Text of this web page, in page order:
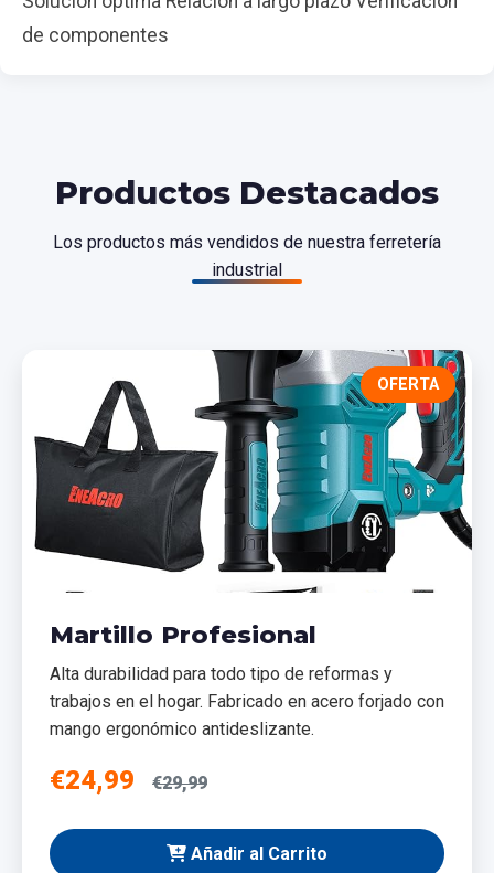
de componentes
Productos Destacados
Los productos más vendidos de nuestra ferretería
industrial
OFERTA
Martillo Profesional
Alta durabilidad para todo tipo de reformas y
trabajos en el hogar. Fabricado en acero forjado con
mango ergonómico antideslizante.
€24,99 €29,99
Añadir al Carrito